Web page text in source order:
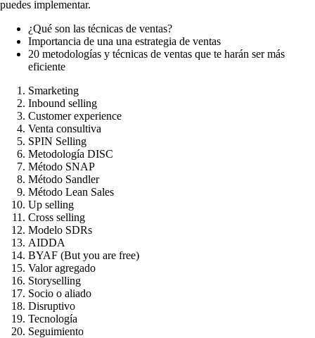
puedes implementar.
¿Qué son las técnicas de ventas?
Importancia de una una estrategia de ventas
20 metodologías y técnicas de ventas que te harán ser más
eficiente
Smarketing
Inbound selling
Customer experience
Venta consultiva
SPIN Selling
Metodología DISC
Método SNAP
Método Sandler
Método Lean Sales
Up selling
Cross selling
Modelo SDRs
AIDDA
BYAF (But you are free)
Valor agregado
Storyselling
Socio o aliado
Disruptivo
Tecnología
Seguimiento